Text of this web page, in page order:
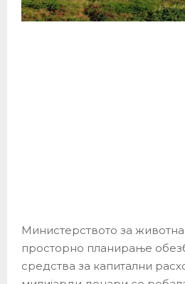
Министерството за
просторно планирање
средства за капитални